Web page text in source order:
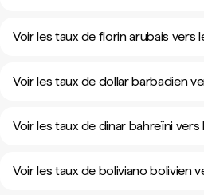
Voir les taux de florin arubais vers
Voir les taux de dollar barbadien
Voir les taux de dinar bahreïni vers
Voir les taux de boliviano bolivien